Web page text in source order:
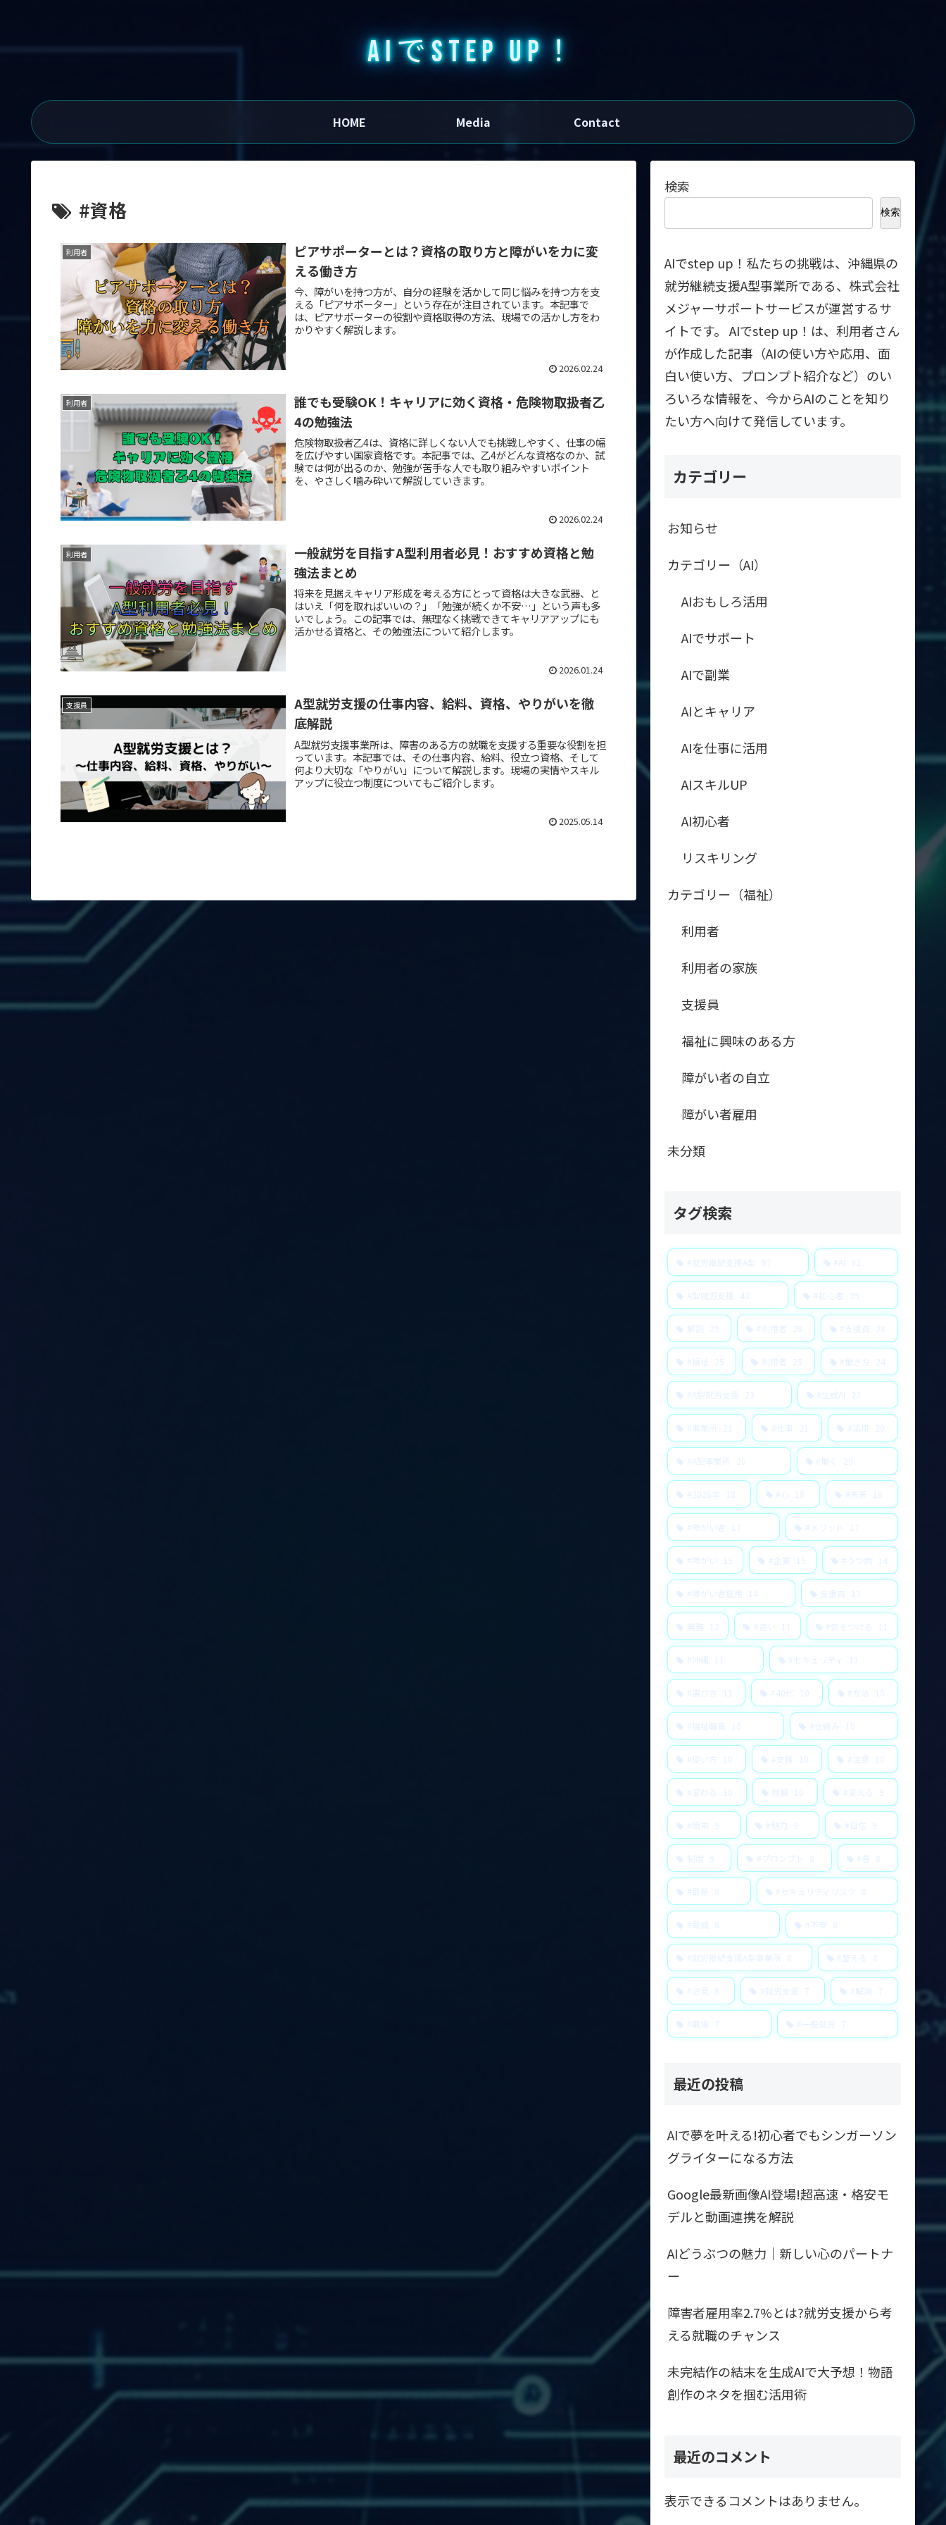
AIでSTEP UP！
HOME Media Contact
#資格
利用者
ピアサポーターとは？資格の取り方と障がいを力に変
える働き方
今、障がいを持つ方が、自分の経験を活かして同じ悩みを持つ方を支
える「ピアサポーター」という存在が注目されています。本記事で
は、ピアサポーターの役割や資格取得の方法、現場での活かし方をわ
かりやすく解説します。
2026.02.24
利用者
誰でも受験OK！キャリアに効く資格・危険物取扱者乙
4の勉強法
危険物取扱者乙4は、資格に詳しくない人でも挑戦しやすく、仕事の幅
を広げやすい国家資格です。本記事では、乙4がどんな資格なのか、試
験では何が出るのか、勉強が苦手な人でも取り組みやすいポイント
を、やさしく噛み砕いて解説していきます。
2026.02.24
利用者
一般就労を目指すA型利用者必見！おすすめ資格と勉
強法まとめ
将来を見据えキャリア形成を考える方にとって資格は大きな武器、と
はいえ「何を取ればいいの？」「勉強が続くか不安…」という声も多
いでしょう。この記事では、無理なく挑戦できてキャリアアップにも
活かせる資格と、その勉強法について紹介します。
2026.01.24
支援員
A型就労支援の仕事内容、給料、資格、やりがいを徹
底解説
A型就労支援事業所は、障害のある方の就職を支援する重要な役割を担
っています。本記事では、その仕事内容、給料、役立つ資格、そして
何より大切な「やりがい」について解説します。現場の実情やスキル
アップに役立つ制度についてもご紹介します。
2025.05.14
検索
検索
AIでstep up！私たちの挑戦は、沖縄県の
就労継続支援A型事業所である、株式会社
メジャーサポートサービスが運営するサ
イトです。 AIでstep up！は、利用者さん
が作成した記事（AIの使い方や応用、面
白い使い方、プロンプト紹介など）のい
ろいろな情報を、今からAIのことを知り
たい方へ向けて発信しています。
カテゴリー
お知らせ
カテゴリー（AI）
AIおもしろ活用
AIでサポート
AIで副業
AIとキャリア
AIを仕事に活用
AIスキルUP
AI初心者
リスキリング
カテゴリー（福祉）
利用者
利用者の家族
支援員
福祉に興味のある方
障がい者の自立
障がい者雇用
未分類
タグ検索
#就労継続支援A型 97 #AI 92
A型就労支援 43 #初心者 35
解説 29 #利用者 28 #支援員 28
#福祉 25 利用者 25 #働き方 24
#A型就労支援 23 #生成AI 22
#事業所 21 #仕事 21 #活用 20
#A型事業所 20 #働く 20
#2026年 18 #心 18 #未来 18
#障がい者 17 #メリット 17
#障がい 15 #企業 15 #うつ病 14
#障がい者雇用 14 支援員 13
業務 12 #違い 11 #気をつける 11
#沖縄 11 #セキュリティ 11
#選び方 11 #40代 10 #方法 10
#福祉職員 10 #仕組み 10
#使い方 10 #支援 10 #注意 10
#変わる 10 就職 10 #変える 9
#簡単 9 #魅力 9 #自信 9
制度 9 #プロンプト 8 #春 8
#最新 8 #セキュリティリスク 8
#脅威 8 #不安 8
#就労継続支援A型事業所 8 #整える 8
#必見 8 #就労支援 7 #解消 7
#職場 7 #一般就労 7
最近の投稿
AIで夢を叶える!初心者でもシンガーソン
グライターになる方法
Google最新画像AI登場!超高速・格安モ
デルと動画連携を解説
AIどうぶつの魅力｜新しい心のパートナ
ー
障害者雇用率2.7%とは?就労支援から考
える就職のチャンス
未完結作の結末を生成AIで大予想！物語
創作のネタを掴む活用術
最近のコメント
表示できるコメントはありません。